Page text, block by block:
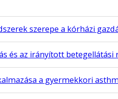
szerepe a kórházi
és az irányított
a gyermekkori